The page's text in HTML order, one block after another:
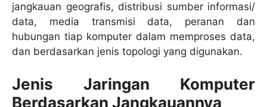
jangkauan geografis, distribusi sumber informasi/
data, media transmisi data, peranan dan
hubungan tiap komputer dalam memproses data,
dan berdasarkan jenis topologi yang digunakan.
Jenis Jaringan Komputer
Berdasarkan Jangkauannya